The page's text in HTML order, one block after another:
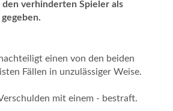
verhinderten Spieler als
einen von den beiden
Fällen in unzulässiger Weise.
mit einem - bestraft.